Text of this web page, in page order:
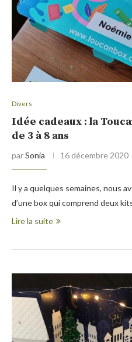
Divers
Idée cadeaux : la
de 3 à 8 ans
parSonia 16 décembre 2020
Il y a quelques semaines, nous
d’une box qui comprend deux
Lire la suite